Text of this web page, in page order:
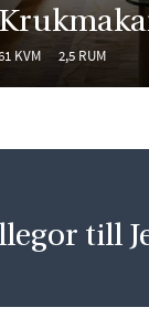
KVM 2,5 RUM
till